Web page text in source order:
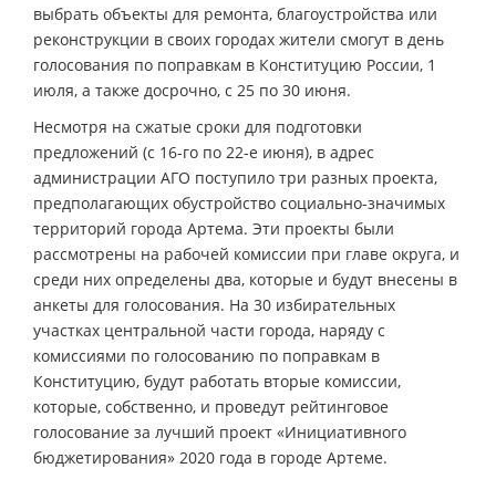
выбрать объекты для ремонта, благоустройства или
реконструкции в своих городах жители смогут в день
голосования по поправкам в Конституцию России, 1
июля, а также досрочно, с 25 по 30 июня.
Несмотря на сжатые сроки для подготовки
предложений (с 16-го по 22-е июня), в адрес
администрации АГО поступило три разных проекта,
предполагающих обустройство социально-значимых
территорий города Артема. Эти проекты были
рассмотрены на рабочей комиссии при главе округа, и
среди них определены два, которые и будут внесены в
анкеты для голосования. На 30 избирательных
участках центральной части города, наряду с
комиссиями по голосованию по поправкам в
Конституцию, будут работать вторые комиссии,
которые, собственно, и проведут рейтинговое
голосование за лучший проект «Инициативного
бюджетирования» 2020 года в городе Артеме.